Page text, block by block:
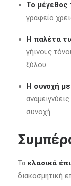
Το μέγεθος
γραφείο
Η παλέτα
γήινους
ξύλου.
Η συνοχή
συνοχή.
Τα κλασικά
διακοσμητική